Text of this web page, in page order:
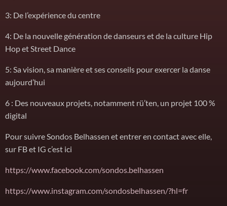
3: De l’expérience du centre
4: De la nouvelle génération de danseurs et de la culture Hip
Hop et Street Dance
5: Sa vision, sa manière et ses conseils pour exercer la danse
aujourd’hui
6 : Des nouveaux projets, notamment rü’ten, un projet 100 %
digital
Pour suivre Sondos Belhassen et entrer en contact avec elle,
sur FB et IG c’est ici
https://www.facebook.com/sondos.belhassen
https://www.instagram.com/sondosbelhassen/?hl=fr